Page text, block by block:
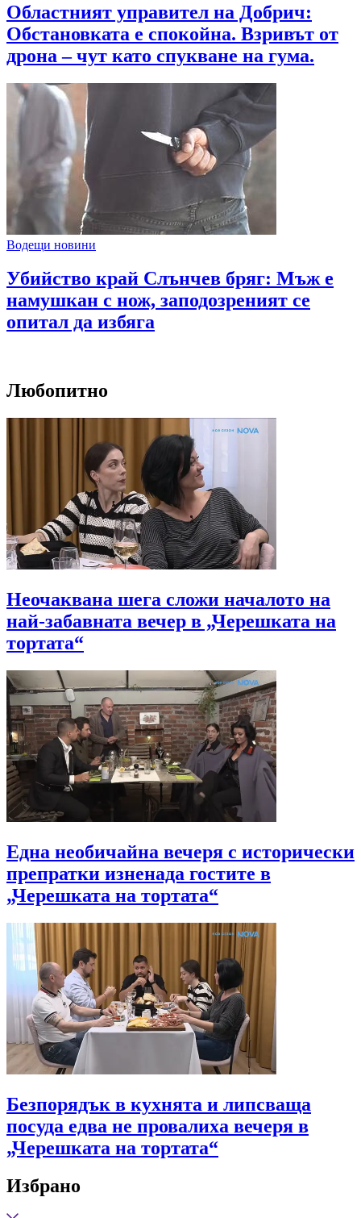
Областният управител на Добрич:
Обстановката е спокойна. Взривът от
дрона – чут като спукване на гума.
Водещи новини
Убийство край Слънчев бряг: Мъж е
намушкан с нож, заподозреният се
опитал да избяга
Любопитно
Неочаквана шега сложи началото на
най-забавната вечер в „Черешката на
тортата“
Една необичайна вечеря с исторически
препратки изненада гостите в
„Черешката на тортата“
Безпорядък в кухнята и липсваща
посуда едва не провалиха вечеря в
„Черешката на тортата“
Избрано